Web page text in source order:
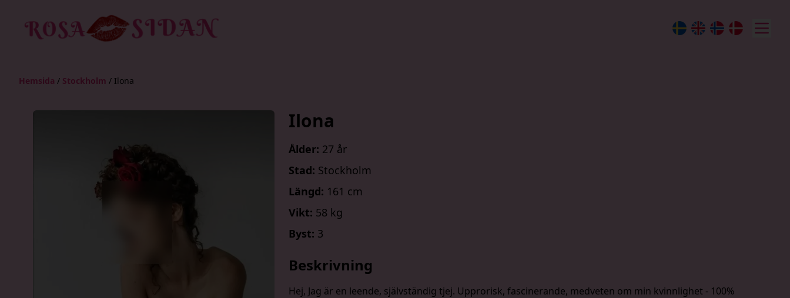
Hemsida / Stockholm / Ilona
Ilona
Ålder: 27 år
Stad: Stockholm
Längd: 161 cm
Vikt: 58 kg
Byst: 3
Beskrivning
Hej, Jag är en leende, självständig tjej. Upprorisk, fascinerande, medveten om min kvinnlighet - 100%